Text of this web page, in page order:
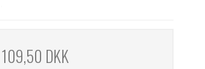
109,50 DKK